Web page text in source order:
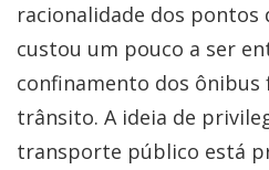
racionalidade dos pontos
custou um pouco a ser
confinamento dos ônibus
trânsito. A ideia de
transporte público está